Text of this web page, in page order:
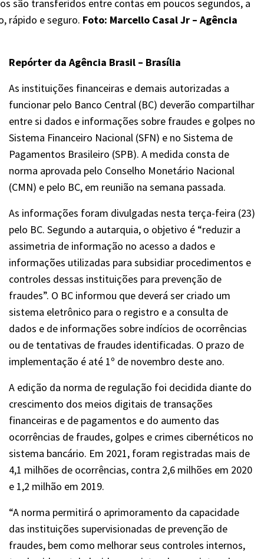
são transferidos entre contas em poucos segundos, a
rápido e seguro. Foto: Marcello Casal Jr – Agência
Repórter da Agência Brasil – Brasília
As instituições financeiras e demais autorizadas a
funcionar pelo Banco Central (BC) deverão compartilhar
entre si dados e informações sobre fraudes e golpes no
Sistema Financeiro Nacional (SFN) e no Sistema de
Pagamentos Brasileiro (SPB). A medida consta de
norma aprovada pelo Conselho Monetário Nacional
(CMN) e pelo BC, em reunião na semana passada.
As informações foram divulgadas nesta terça-feira (23)
pelo BC. Segundo a autarquia, o objetivo é “reduzir a
assimetria de informação no acesso a dados e
informações utilizadas para subsidiar procedimentos e
controles dessas instituições para prevenção de
fraudes”. O BC informou que deverá ser criado um
sistema eletrônico para o registro e a consulta de
dados e de informações sobre indícios de ocorrências
ou de tentativas de fraudes identificadas. O prazo de
implementação é até 1º de novembro deste ano.
A edição da norma de regulação foi decidida diante do
crescimento dos meios digitais de transações
financeiras e de pagamentos e do aumento das
ocorrências de fraudes, golpes e crimes cibernéticos no
sistema bancário. Em 2021, foram registradas mais de
4,1 milhões de ocorrências, contra 2,6 milhões em 2020
e 1,2 milhão em 2019.
“A norma permitirá o aprimoramento da capacidade
das instituições supervisionadas de prevenção de
fraudes, bem como melhorar seus controles internos,